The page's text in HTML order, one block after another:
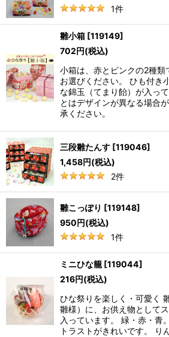
1件
雛小箱 [119149]
702円(税込)
小箱は、赤とピンクの2種類
お選びください。 ひも付き
な錦玉（てまり飴）が入っ
とはデザインが異なる場合
承ください。
三段雛たんす [119046]
1,458円(税込)
2件
雛こっぽり [119148]
950円(税込)
1件
ミニひな籠 [119044]
216円(税込)
ひな祭りを楽しく・可愛く
雛様）に、お供え物として
入っています。 緑・赤・青
トラストがきれいです。 り